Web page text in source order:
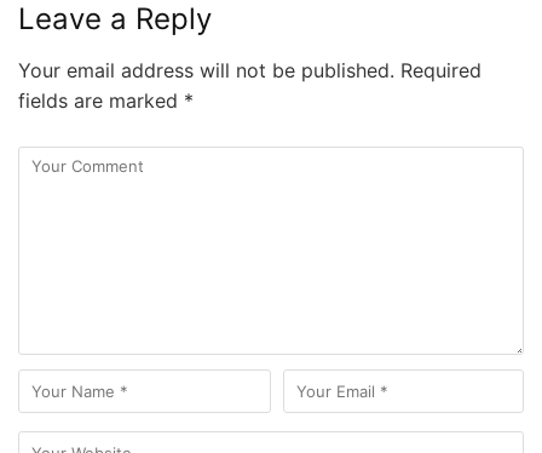
Leave a Reply
Your email address will not be published. Required
fields are marked *